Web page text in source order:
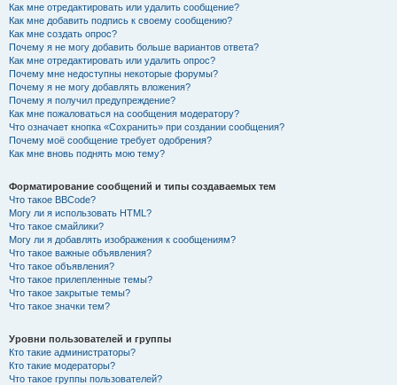
Как мне отредактировать или удалить сообщение?
Как мне добавить подпись к своему сообщению?
Как мне создать опрос?
Почему я не могу добавить больше вариантов ответа?
Как мне отредактировать или удалить опрос?
Почему мне недоступны некоторые форумы?
Почему я не могу добавлять вложения?
Почему я получил предупреждение?
Как мне пожаловаться на сообщения модератору?
Что означает кнопка «Сохранить» при создании сообщения?
Почему моё сообщение требует одобрения?
Как мне вновь поднять мою тему?
Форматирование сообщений и типы создаваемых тем
Что такое BBCode?
Могу ли я использовать HTML?
Что такое смайлики?
Могу ли я добавлять изображения к сообщениям?
Что такое важные объявления?
Что такое объявления?
Что такое прилепленные темы?
Что такое закрытые темы?
Что такое значки тем?
Уровни пользователей и группы
Кто такие администраторы?
Кто такие модераторы?
Что такое группы пользователей?